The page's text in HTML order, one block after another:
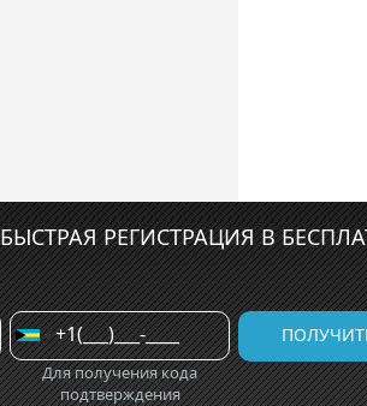
БЫСТРАЯ РЕГИСТРАЦИЯ В
Для получения кода
подтверждения